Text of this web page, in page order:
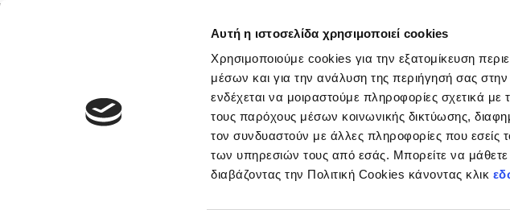
Αυτή η ιστοσελίδα χρησιμοποιεί cookies
Χρησιμοποιούμε cookies για την εξατομίκευση
μέσων και για την ανάλυση της περιήγησή σας
ενδέχεται να μοιραστούμε πληροφορίες σχετικά
τους παρόχους μέσων κοινωνικής δικτύωσης,
τον συνδυαστούν με άλλες πληροφορίες που εσείς
των υπηρεσιών τους από εσάς. Μπορείτε να
διαβάζοντας την Πολιτική Cookies κάνοντας κλικ
Νέα & Πληροφορίες Εθνικές Ομάδες Διοργανώσεις
Γενικά
Ποδοσφαιριστές μπορούν να
(κανονισμοί και προϋποθέσεις)
Previous